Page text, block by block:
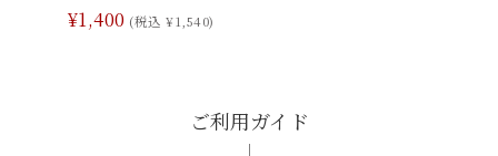
¥1,400 (税込 ¥1,540)
ご利用ガイド